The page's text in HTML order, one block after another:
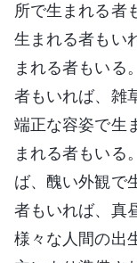
所で生まれる者
生まれる者もい
まれる者もいる
者もいれば、雑
端正な容姿で生
まれる者もいる
ば、醜い外観で
者もいれば、真
様々な人間の出